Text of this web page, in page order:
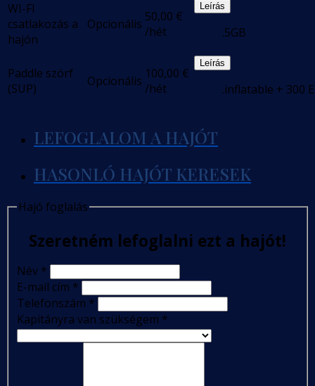
WI-FI
csatlakozás a
hajón
Opcionális 50,00 €
/hét
Leírás
.5GB
Paddle szörf
(SUP)
Opcionális 100,00 €
/hét
Leírás
.inflatable + 300
LEFOGLALOM A HAJÓT
HASONLÓ HAJÓT KERESEK
Hajó foglalás
Szeretném lefoglalni ezt a hajót!
Név *
E-mail cím *
Telefonszám *
Kapitányra van szükségem *